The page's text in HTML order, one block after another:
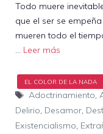
Todo muere
que el ser se
mueren todo el
… Leer más
Etiquetas
Adoctrinamiento
Delirio Desamor
Existencialismo